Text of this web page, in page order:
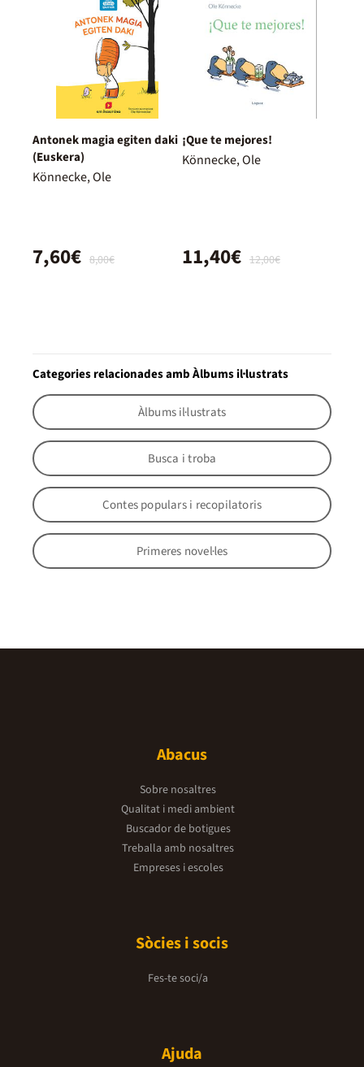
Antonek magia egiten daki
(Euskera)
Könnecke, Ole
8,00€
7,60€
¡Que te mejores!
Könnecke, Ole
12,00€
11,40€
Categories relacionades amb Àlbums il·lustrats
Àlbums il·lustrats
Busca i troba
Contes populars i recopilatoris
Primeres novel·les
Abacus
Sobre nosaltres
Qualitat i medi ambient
Buscador de botigues
Treballa amb nosaltres
Empreses i escoles
Sòcies i socis
Fes-te soci/a
Ajuda